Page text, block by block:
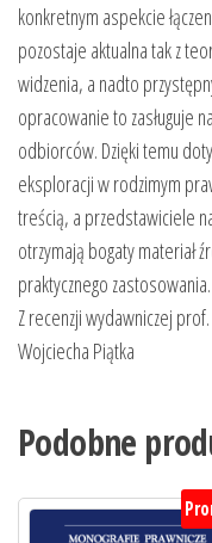
konkretnym aspekcie
pozostaje aktualna tak z
widzenia, a nadto
opracowanie to zasługuje
odbiorców. Dzięki temu
eksploracji w rodzimym
treścią, a przedstawiciele
otrzymają bogaty materiał
praktycznego zastosowania.
Z recenzji wydawniczej
Wojciecha Piątka
Podobne